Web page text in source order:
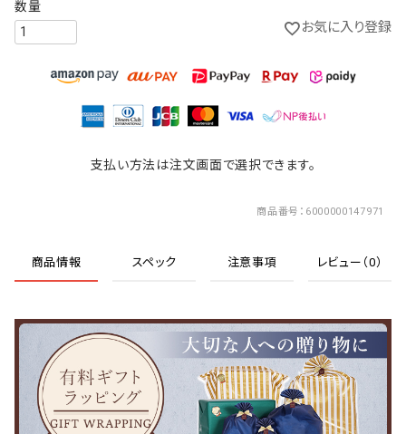
お気に入り登録
支払い方法は注文画面で選択できます。
商品番号 6000000147971
商品情報 スペック 注意事項 レビュー（0）